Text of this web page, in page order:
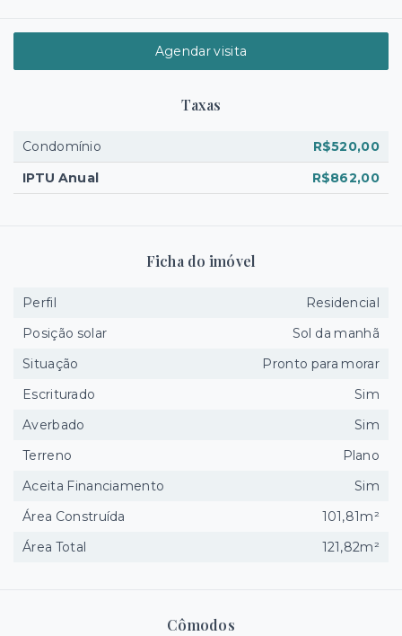
Cômodos
Agendar visita
Taxas
Condomínio
R$520,00
IPTU Anual
R$862,00
Ficha do imóvel
Perfil
Residencial
Posição solar
Sol da manhã
Situação
Pronto para morar
Escriturado
Sim
Averbado
Sim
Terreno
Plano
Aceita Financiamento
Sim
Área Construída
101,81m²
Área Total
121,82m²